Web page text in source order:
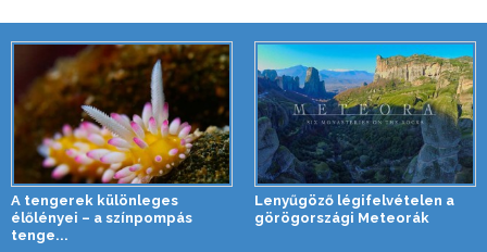
A tengerek különleges
élőlényei – a színpompás
tenge...
Lenyűgöző légifelvételen a
görögországi Meteorák